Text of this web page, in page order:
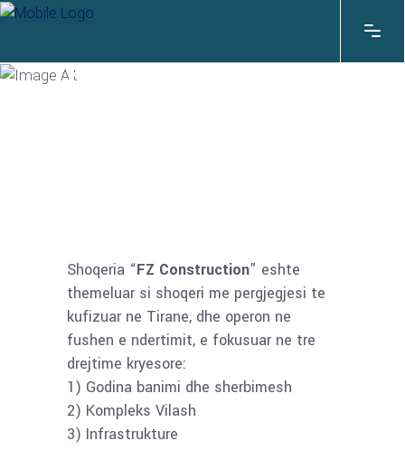
KATI 0
Shoqeria “FZ Construction” eshte
themeluar si shoqeri me pergjegjesi te
kufizuar ne Tirane, dhe operon ne
fushen e ndertimit, e fokusuar ne tre
drejtime kryesore:
1) Godina banimi dhe sherbimesh
2) Kompleks Vilash
3) Infrastrukture